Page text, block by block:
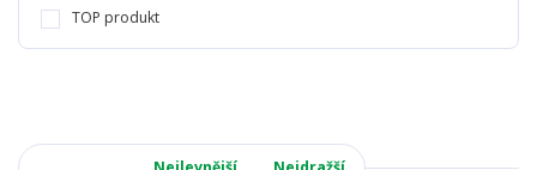
TOP produkt